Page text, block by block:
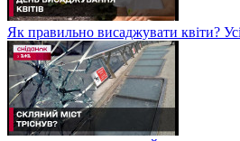
Як правильно висаджувати квіти?